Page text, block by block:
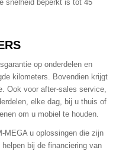
snelheid beperkt is tot 45
op onderdelen en
kilometers. Bovendien krijgt
Ook voor after-sales service,
elke dag, bij u thuis of
om u mobiel te houden.
MEGA u oplossingen die zijn
bij de financiering van